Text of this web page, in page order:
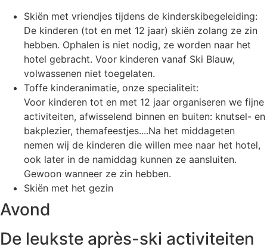
Skiën met vriendjes tijdens de kinderskibegeleiding:
De kinderen (tot en met 12 jaar) skiën zolang ze zin
hebben. Ophalen is niet nodig, ze worden naar het
hotel gebracht. Voor kinderen vanaf Ski Blauw,
volwassenen niet toegelaten.
Toffe kinderanimatie, onze specialiteit:
Voor kinderen tot en met 12 jaar organiseren we fijne
activiteiten, afwisselend binnen en buiten: knutsel- en
bakplezier, themafeestjes....Na het middageten
nemen wij de kinderen die willen mee naar het hotel,
ook later in de namiddag kunnen ze aansluiten.
Gewoon wanneer ze zin hebben.
Skiën met het gezin
Avond
De leukste après-ski activiteiten